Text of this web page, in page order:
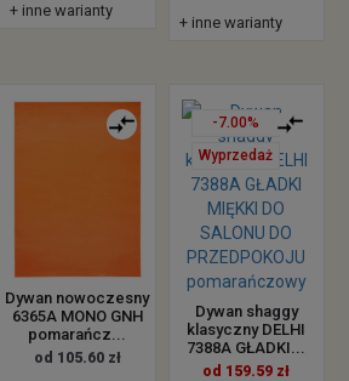
+ inne warianty
+ inne warianty
Dywan nowoczesny
6365A MONO GNH
pomarańcz...
od 105.60 zł
-7.00%
Wyprzedaż
Dywan shaggy
klasyczny DELHI
7388A GŁADKI...
od 159.59 zł